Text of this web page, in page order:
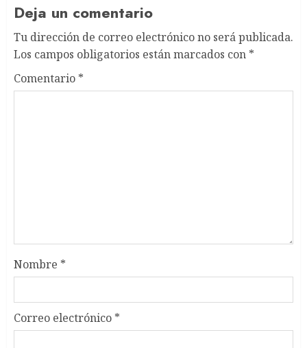
Deja un comentario
Tu dirección de correo electrónico no será publicada.
Los campos obligatorios están marcados con *
Comentario *
Nombre *
Correo electrónico *